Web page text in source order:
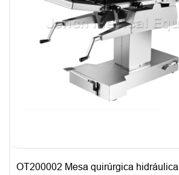
OT200002 Mesa quirúrgica